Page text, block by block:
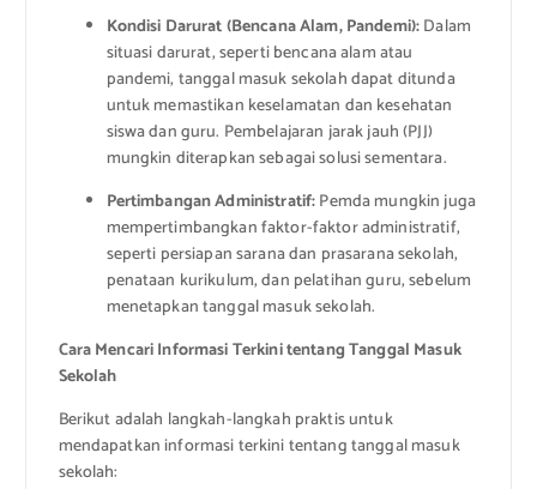
Kondisi Darurat (Bencana Alam, Pandemi):Dalam
situasi darurat, seperti bencana alam atau
pandemi, tanggal masuk sekolah dapat ditunda
untuk memastikan keselamatan dan kesehatan
siswa dan guru. Pembelajaran jarak jauh (PJJ)
mungkin diterapkan sebagai solusi sementara.
Pertimbangan Administratif:Pemda mungkin juga
mempertimbangkan faktor-faktor administratif,
seperti persiapan sarana dan prasarana sekolah,
penataan kurikulum, dan pelatihan guru, sebelum
menetapkan tanggal masuk sekolah.
Cara Mencari Informasi Terkini tentang Tanggal Masuk
Sekolah
Berikut adalah langkah-langkah praktis untuk
mendapatkan informasi terkini tentang tanggal masuk
sekolah: